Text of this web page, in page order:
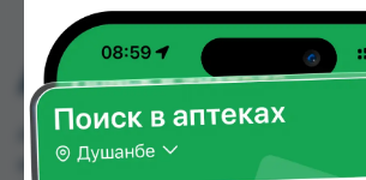
АМПИОКС 0 5Г
АМПИОКС 0 5Г можно купить или
аптеках, Саховати Истаравшан,